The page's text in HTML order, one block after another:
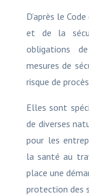
D’après le
et de la
obligations
mesures de
risque de
Elles sont
de diverses
pour les
la santé au
place une
protection des